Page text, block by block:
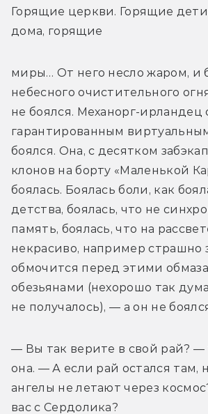
Горящие церкви. Горящие
дома, горящие
миры… От него несло жаром, и
небесного очистительного
не боялся. Механорг-ирландец
гарантированным
боялся. Она, с десятком
клонов на борту «Маленькой
боялась. Боялась боли, как
детства, боялась, что не
память, боялась, что на
некрасиво, например страшно
обмочится перед этими
обезьянами (нехорошо так
не получалось), — а он не
— Вы так верите в свой рай? —
она. — А если рай остался там,
ангелы не летают через
вас с Сердолика?